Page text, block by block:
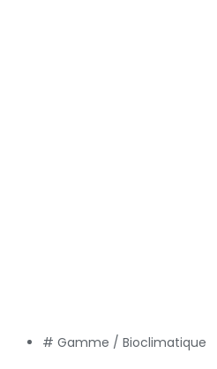
# Gamme / Bioclimatique